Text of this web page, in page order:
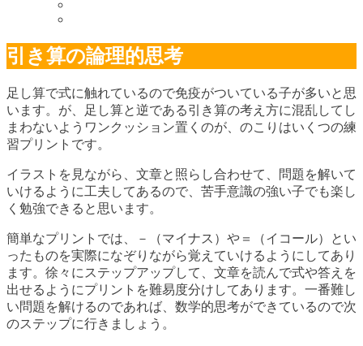
引き算の論理的思考
足し算で式に触れているので免疫がついている子が多いと思
います。が、足し算と逆である引き算の考え方に混乱してし
まわないようワンクッション置くのが、のこりはいくつの練
習プリントです。
イラストを見ながら、文章と照らし合わせて、問題を解いて
いけるように工夫してあるので、苦手意識の強い子でも楽し
く勉強できると思います。
簡単なプリントでは、－（マイナス）や＝（イコール）とい
ったものを実際になぞりながら覚えていけるようにしてあり
ます。徐々にステップアップして、文章を読んで式や答えを
出せるようにプリントを難易度分けしてあります。一番難し
い問題を解けるのであれば、数学的思考ができているので次
のステップに行きましょう。